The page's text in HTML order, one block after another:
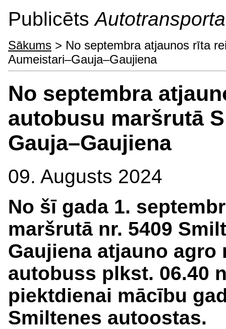
Publicēts
Sākums > No septembra atjaunos rīta
Aumeistari–Gauja–Gaujiena
No septembra
autobusu maršrutā
Gauja–Gaujiena
09. Augusts 2024
No šī gada 1.
maršrutā nr. 5409
Gaujiena atjauno
autobuss plkst. 06.40
piektdienai mācību
Smiltenes autoostas.